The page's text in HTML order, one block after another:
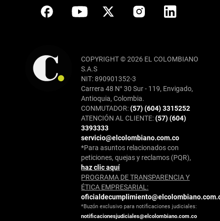
COPYRIGHT © 2026 EL COLOMBIANO
S.A.S
NIT: 890901352-3
Carrera 48 N° 30 Sur - 119, Envigado,
Antioquia, Colombia.
CONMUTADOR:(57) (604) 3315252
ATENCIÓN AL CLIENTE:(57) (604)
3393333
servicio@elcolombiano.com.co
*Para asuntos relacionados con
peticiones, quejas y reclamos (PQR),
haz clic aquí
PROGRAMA DE TRANSPARENCIA Y
ÉTICA EMPRESARIAL:
*Buzón exclusivo para notificaciones judiciales:
notificacionesjudiciales@elcolombiano.com.co